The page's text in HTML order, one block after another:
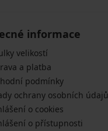
informace
velikostí
a platba
podmínky
ochrany osobních údajů
o cookies
o přístupnosti